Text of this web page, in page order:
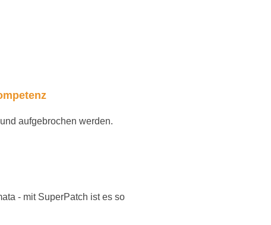
aufgebrochen werden.
- mit SuperPatch ist es so